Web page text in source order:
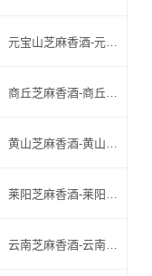
元宝山芝麻香酒-元宝山名酒-元宝山小北门_元宝山芝麻香酒厂家
商丘芝麻香酒-商丘名酒-商丘小北门_商丘芝麻香酒厂家
黄山芝麻香酒-黄山名酒-黄山小北门_黄山芝麻香酒厂家
莱阳芝麻香酒-莱阳名酒-莱阳小北门_莱阳芝麻香酒厂家
云南芝麻香酒-云南名酒-云南小北门_云南芝麻香酒厂家